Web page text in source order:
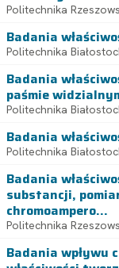
Politechnika
Badania
Politechnika
Badania
paśmie
Politechnika
Badania
Politechnika
Badania
substancji,
chromoampero...
Politechnika
Badania wpływu